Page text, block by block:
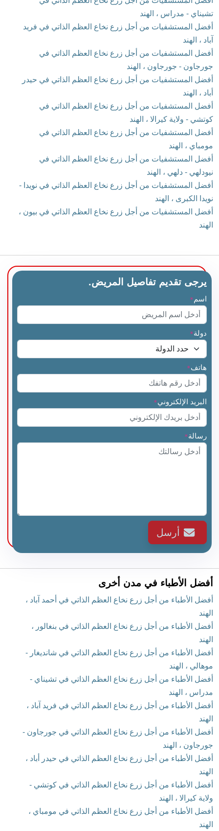
تشيناي - مدراس ، الهند
أفضل المستشفيات من أجل زرع نخاع العظم الذاتي في فريد
آباد ، الهند
أفضل المستشفيات من أجل زرع نخاع العظم الذاتي في
جورجاون - جورجاون ، الهند
أفضل المستشفيات من أجل زرع نخاع العظم الذاتي في حيدر
أباد ، الهند
أفضل المستشفيات من أجل زرع نخاع العظم الذاتي في
كوتشي - ولاية كيرالا ، الهند
أفضل المستشفيات من أجل زرع نخاع العظم الذاتي في
مومباي ، الهند
أفضل المستشفيات من أجل زرع نخاع العظم الذاتي في
نيودلهي - دلهي ، الهند
أفضل المستشفيات من أجل زرع نخاع العظم الذاتي في نويدا -
نويدا الكبرى ، الهند
أفضل المستشفيات من أجل زرع نخاع العظم الذاتي في بيون ،
الهند
يرجى تقديم تفاصيل المريض.
اسم *
دولة*
هاتف*
البريد الإلكتروني*
رسالة*
أرسل
أفضل الأطباء في مدن أخرى
أفضل الأطباء من أجل زرع نخاع العظم الذاتي في أحمد آباد ،
الهند
أفضل الأطباء من أجل زرع نخاع العظم الذاتي في بنغالور ،
الهند
أفضل الأطباء من أجل زرع نخاع العظم الذاتي في شانديغار -
موهالي ، الهند
أفضل الأطباء من أجل زرع نخاع العظم الذاتي في تشيناي -
مدراس ، الهند
أفضل الأطباء من أجل زرع نخاع العظم الذاتي في فريد آباد ،
الهند
أفضل الأطباء من أجل زرع نخاع العظم الذاتي في جورجاون -
جورجاون ، الهند
أفضل الأطباء من أجل زرع نخاع العظم الذاتي في حيدر أباد ،
الهند
أفضل الأطباء من أجل زرع نخاع العظم الذاتي في كوتشي -
ولاية كيرالا ، الهند
أفضل الأطباء من أجل زرع نخاع العظم الذاتي في مومباي ،
الهند